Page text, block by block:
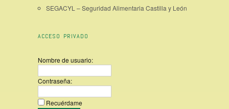
SEGACYL – Seguridad Alimentaria Castilla y León
ACCESO PRIVADO
Nombre de usuario:
Contraseña:
Recuérdame